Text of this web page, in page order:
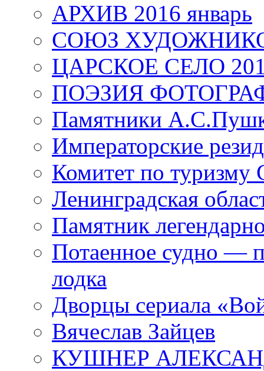
АРХИВ 2016 январь
СОЮЗ
ЦАРСКОЕ СЕЛО
ПОЭЗИЯ
Памятники
Императорские
Комитет по туризму
Ленинградская
Памятник
Потаенное судно —
лодка
Дворцы сериала
Вячеслав Зайцев
КУШНЕР